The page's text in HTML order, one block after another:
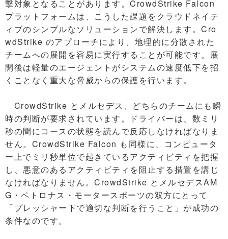
撃対象となることがあります。CrowdStrike Falcon
プラットフォームは、こうした課題をクラウドネイテ
ィブのシンプルなソリューションで解決します。Cro
wdStrike のアプローチにより、地理的に分散された
チームへの展開を容易に実行することが可能です。展
開後は軽量のエージェントがシステムの速度低下を招
くことなく重大な脅威からの保護を行います。
CrowdStrike とメルセデス、どちらのチームにも瞬
時の判断が要求されています。ドライバーは、数ミリ
秒の間にコースの状態を読んで反応しなければなりま
せん。CrowdStrike Falcon も同様に、コンピュータ
ー上でミリ秒単位で起きているアクティビティを把握
し、悪意のあるアクティビティを阻止する措置を講じ
なければなりません。CrowdStrike とメルセデスAM
G・ペトロナス・モータースポーツの双方にとって
「プレッシャー下で適切な判断を行うこと」が成功の
条件なのです。